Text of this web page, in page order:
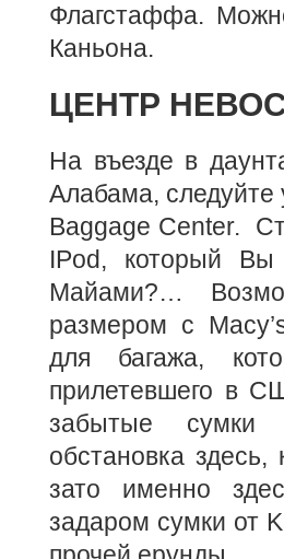
Флагстаффа.
Каньона.
ЦЕНТР
На въезде в
Алабама, следуйте
Baggage Center.
IPod, который
Майами?…
размером с
для багажа,
прилетевшего в
забытые сумки
обстановка
зато именно
задаром сумки от